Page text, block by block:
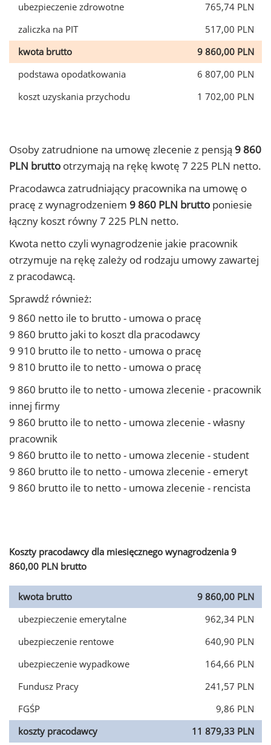
ubezpieczenie zdrowotne
765,74 PLN
zaliczka na PIT
517,00 PLN
kwota brutto
9 860,00 PLN
podstawa opodatkowania
6 807,00 PLN
koszt uzyskania przychodu
1 702,00 PLN
Osoby zatrudnione na umowę zlecenie z pensją 9 860
PLN brutto otrzymają na rękę kwotę 7 225 PLN netto.
Pracodawca zatrudniający pracownika na umowę o
pracę z wynagrodzeniem 9 860 PLN brutto poniesie
łączny koszt równy 7 225 PLN netto.
Kwota netto czyli wynagrodzenie jakie pracownik
otrzymuje na rękę zależy od rodzaju umowy zawartej
z pracodawcą.
Sprawdź również:
9 860 netto ile to brutto - umowa o pracę
9 860 brutto jaki to koszt dla pracodawcy
9 910 brutto ile to netto - umowa o pracę
9 810 brutto ile to netto - umowa o pracę
9 860 brutto ile to netto - umowa zlecenie - pracownik
innej firmy
9 860 brutto ile to netto - umowa zlecenie - własny
pracownik
9 860 brutto ile to netto - umowa zlecenie - student
9 860 brutto ile to netto - umowa zlecenie - emeryt
9 860 brutto ile to netto - umowa zlecenie - rencista
Koszty pracodawcy dla miesięcznego wynagrodzenia 9
860,00 PLN brutto
kwota brutto
9 860,00 PLN
ubezpieczenie emerytalne
962,34 PLN
ubezpieczenie rentowe
640,90 PLN
ubezpieczenie wypadkowe
164,66 PLN
Fundusz Pracy
241,57 PLN
FGŚP
9,86 PLN
koszty pracodawcy
11 879,33 PLN